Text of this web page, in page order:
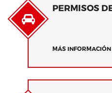
PERMISOS
MÁS INFORMACIÓN